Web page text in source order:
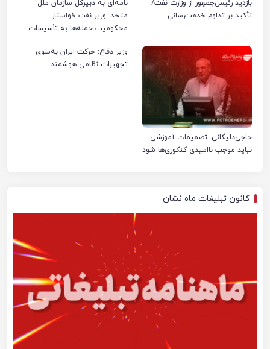
بازدید رئیس‌جمهور از وزارت نفت/
تأکید بر تداوم خدمت‌رسانی
نامه‌ای به دبیرکل سازمان ملل
متحد: وزیر نفت خواستار
محکومیت حمله‌ها به تأسیسات
حاجی‌دلیگانی: تصمیمات آموزشی
نباید موجب ناامیدی کنکوری‌ها شود
وزیر دفاع: حرکت ایران به‌سوی
تجهیزات نظامی هوشمند
کانون تبلیغات ماه نشان